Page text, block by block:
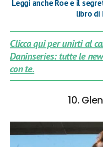
Leggi anche Roe e il
libro di
Clicca qui per unirti al
Daninseries: tutte le
con te.
10.